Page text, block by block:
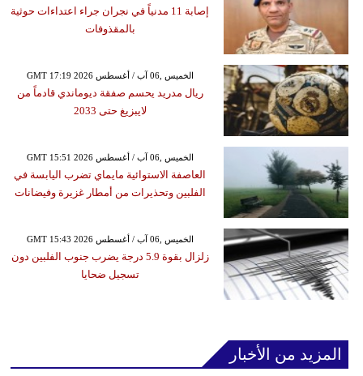
إصابة 11 مدنياً في نجران جراء اعتداءات حوثية
بالمقذوفات
GMT 17:19 2026 الخميس ,06 آب / أغسطس
ريال مدريد يحسم صفقة ديوماندي قادماً من
لايبزيغ حتى 2033
GMT 15:51 2026 الخميس ,06 آب / أغسطس
العاصفة الاستوائية مايماي تضرب اليابسة في
الفلبين وتحذيرات من أمطار غزيرة وفيضانات
GMT 15:43 2026 الخميس ,06 آب / أغسطس
زلزال بقوة 5.9 درجة يضرب جنوب الفلبين دون
تسجيل ضحايا
المزيد من الأخبار